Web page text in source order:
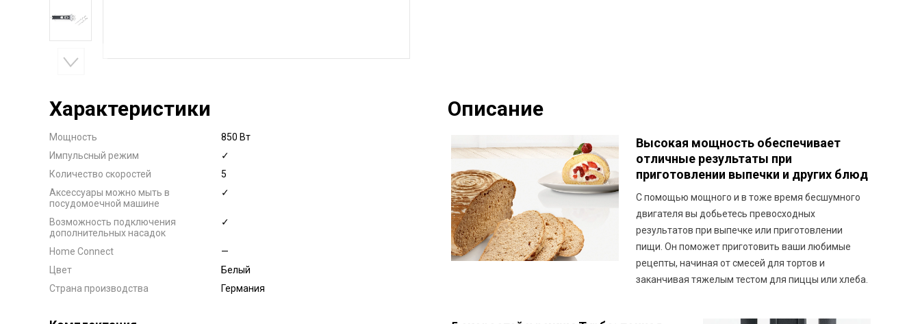
Характеристики
Мощность
850 Вт
Импульсный режим
✓
Количество скоростей
5
Аксессуары можно мыть в
посудомоечной машине
✓
Возможность подключения
дополнительных насадок
✓
Home Connect
—
Цвет
Белый
Страна производства
Германия
Описание
Высокая мощность обеспечивает
отличные результаты при
приготовлении выпечки и других блюд
С помощью мощного и в тоже время бесшумного
двигателя вы добьетесь превосходных
результатов при выпечке или приготовлении
пищи. Он поможет приготовить ваши любимые
рецепты, начиная от смесей для тортов и
заканчивая тяжелым тестом для пиццы или хлеба.